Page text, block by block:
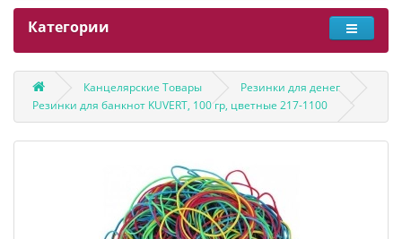
Категории
Канцелярские Товары
Резинки для денег
Резинки для банкнот KUVERT, 100 гр, цветные 217-1100